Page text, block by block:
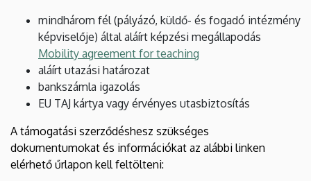
mindhárom fél (pályázó, küldő- és fogadó intézmény
képviselője) által aláírt képzési megállapodás
Mobility agreement for teaching
aláírt utazási határozat
bankszámla igazolás
EU TAJ kártya vagy érvényes utasbiztosítás
A támogatási szerződéshesz szükséges
dokumentumokat és információkat az alábbi linken
elérhető űrlapon kell feltölteni: